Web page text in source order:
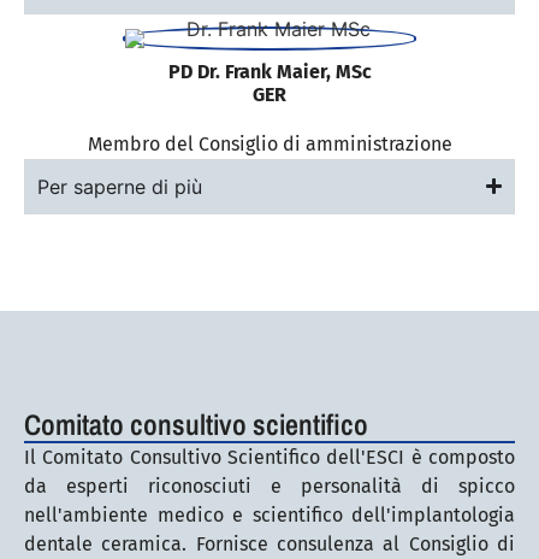
PD Dr. Frank Maier, MSc
GER
Membro del Consiglio di amministrazione
Per saperne di più
Comitato consultivo scientifico
Il Comitato Consultivo Scientifico dell'ESCI è composto
da esperti riconosciuti e personalità di spicco
nell'ambiente medico e scientifico dell'implantologia
dentale ceramica. Fornisce consulenza al Consiglio di